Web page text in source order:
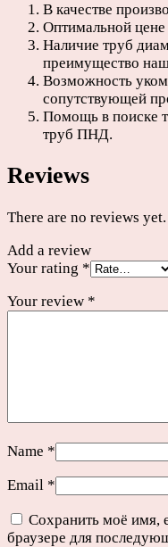
В качестве
Оптимальной цене
Наличие труб
преимущество
Возможность
сопутствующей
Помощь в поиске
труб ПНД.
Reviews
There are no reviews yet.
Add a review
Your rating *
Your review *
Name *
Email *
Сохранить моё имя,
браузере для